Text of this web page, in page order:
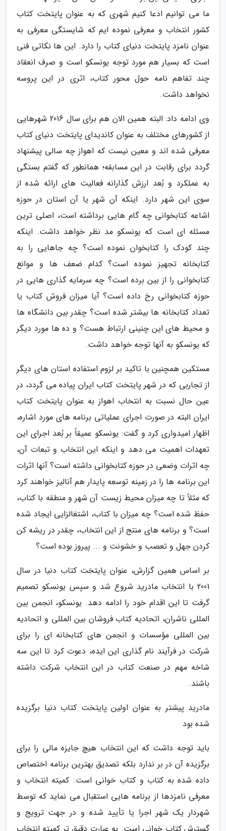
ما می توانیم ادعا کنیم شهری که به عنوان پایتخت کتاب
کشور انتخاب و معرفی نموده ایم که شایستگی معرفی به
عنوان نامزد پایتخت دنیای کتاب را دارد. این ها نکاتی فنی
است که بسیار هم مورد توجه یونسکو است و صرف انعقاد
چند تفاهم نامه حول محور کتاب، اثری در این پروسه
نخواهد داشت.
وی ادامه داد: البته همین الان هم برای سال 2016 شهرهایی
از کشورهای مختلف به عنوان کاندیدای پایتخت دنیای کتاب
معرفی شده اند و معین نیست که اهواز چه سالی پیشنهاد
گردد برای رقابت در این مسابقه؛ همانطور که گفتم بستگی
به عملکرد و بُعد ارزش گذارانه فعالیت های ارائه شده از
سوی این شهر دارد. اینکه آن شهر یا آن استان در حوزه
اشاعه کتابخوانی چه گام هایی برداشته است، اصلی ترین
مسئله ای است که یونسکو مد نظر خواهد داشت. اینکه
چند کودک را کتابخوان نموده است؟ چه جاهایی را به
کتابخانه تجهیز نموده است؟ کدام ضعف ها و موانع
کتابخوانی را از بین برده است؟ چه سرمایه گذاری هایی در
حوزه کتابخوانی رخ داده است؟ آیا میزان فروش کتاب یا
تعداد کتابخانه ها بیشتر شده است؟ چقدر بین دانشگاه ها
و محیط های این چنینی ارتباط هست؟ و ده ها مورد دیگر
که یونسکو به آنها توجه خواهد داشت.
مستکین همچنین با تاکید بر لزوم استفاده استان های دیگر
از تجاربی که در شهر پایتخت کتاب ایران پیاده می گردد، در
عین حال نسبت به انتخاب اهواز به عنوان پایتخت کتاب
ایران البته در صورت اجرای عملیاتی برنامه های مورد اشاره،
اظهار امیدواری کرد و گفت: یونسکو عمیقاً بر بُعد اجرای این
تعهدات اهمیت می دهد و اینکه این انتخاب و تبعات آن،
چه اثرات وضعی در حوزه کتابخوانی داشته است؟ آنها اثرات
این برنامه ها را در زمینه توسعه پایدار هم آنالیز خواهند کرد
که مثلاً تا چه میزان محیط زیست آن شهر و منطقه با کتاب،
حفظ شده است؟ چه میزان با کتاب، اشتغالزایی ایجاد شده
است؟ و برنامه های منتج از این انتخاب، چقدر در ریشه کن
کردن جهل و تعصب و خشونت و ... پیروز بوده است؟
بر اساس همین گزارش، عنوان پایتخت کتاب دنیا در سال
2001 با انتخاب مادرید شروع شد و سپس یونسکو تصمیم
گرفت تا این اقدام خود را ادامه دهد. یونسکو، انجمن بین
المللی ناشران، اتحادیه کتاب فروشان بین المللی و اتحادیه
بین المللی مؤسسات و انجمن های کتابخانه ای را برای
شرکت در فرآیند نام گذاری این ایده، دعوت کرد تا این سه
شاخه مهم در صنعت کتاب در این انتخاب شرکت داشته
باشند.
مادرید پیشتر به عنوان اولین پایتخت کتاب دنیا برگزیده
شده بود
باید توجه داشت که این انتخاب هیچ جایزه مالی را برای
برگزیده آن در بر ندارد بلکه تصدیق بهترین برنامه اختصاص
داده شده به کتاب و کتاب خوانی است. کمیته انتخاب و
معرفی نامزدها از برنامه هایی استقبال می نماید که توسط
شهردار یک شهر اجرا یا تأیید شده و در جهت ترویج و